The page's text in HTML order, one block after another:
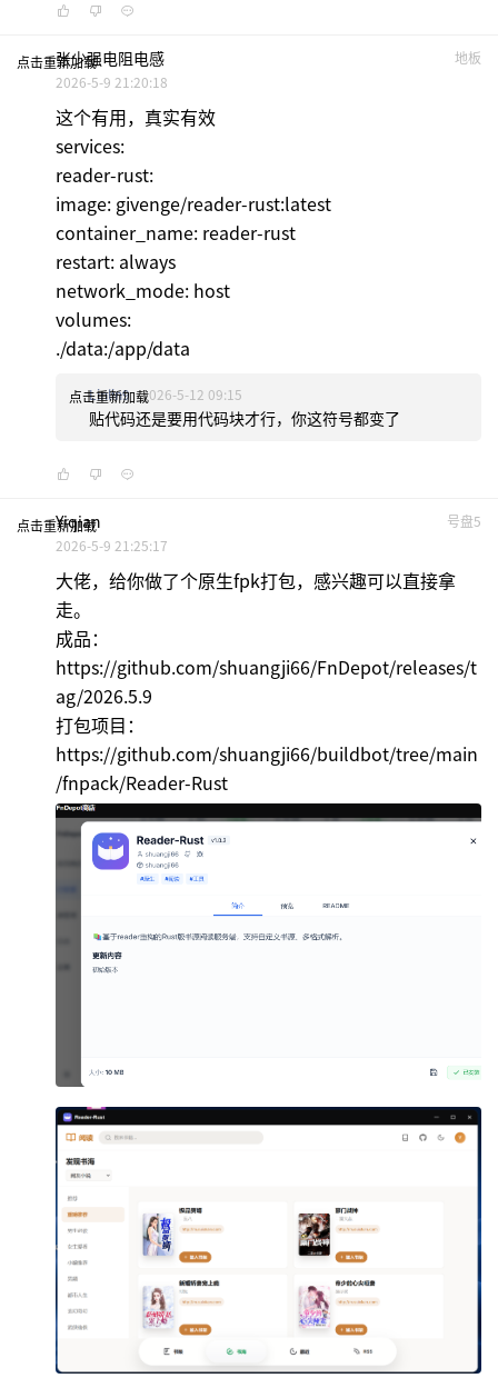
点击重新加载 地板
张少强电阻电感
2026-5-9 21:20:18
这个有用，真实有效
services:
reader-rust:
image: givenge/reader-rust:latest
container_name: reader-rust
restart: always
network_mode: host
volumes:
./data:/app/data
点击重新加载
Linlin9 2026-5-12 09:15
贴代码还是要用代码块才行，你这符号都变了
点击重新加载 号盘5
Yiqian
2026-5-9 21:25:17
大佬，给你做了个原生fpk打包，感兴趣可以直接拿
走。
成品：
https://github.com/shuangji66/FnDepot/releases/t
ag/2026.5.9
打包项目：
https://github.com/shuangji66/buildbot/tree/main
/fnpack/Reader-Rust